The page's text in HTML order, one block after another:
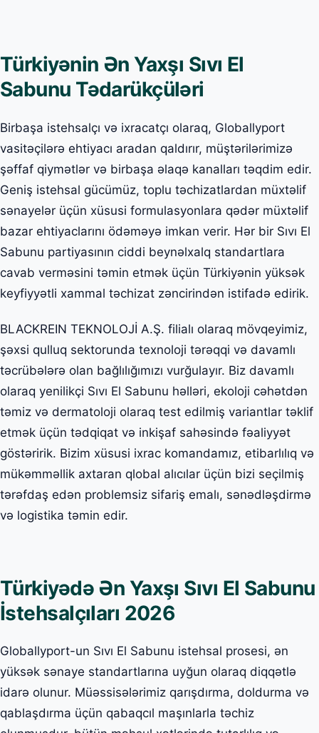
Türkiyənin Ən Yaxşı Sıvı El
Sabunu Tədarükçüləri
Birbaşa istehsalçı və ixracatçı olaraq, Globallyport
vasitəçilərə ehtiyacı aradan qaldırır, müştərilərimizə
şəffaf qiymətlər və birbaşa əlaqə kanalları təqdim edir.
Geniş istehsal gücümüz, toplu təchizatlardan müxtəlif
sənayelər üçün xüsusi formulasyonlara qədər müxtəlif
bazar ehtiyaclarını ödəməyə imkan verir. Hər bir Sıvı El
Sabunu partiyasının ciddi beynəlxalq standartlara
cavab verməsini təmin etmək üçün Türkiyənin yüksək
keyfiyyətli xammal təchizat zəncirindən istifadə edirik.
BLACKREIN TEKNOLOJİ A.Ş. filialı olaraq mövqeyimiz,
şəxsi qulluq sektorunda texnoloji tərəqqi və davamlı
təcrübələrə olan bağlılığımızı vurğulayır. Biz davamlı
olaraq yenilikçi Sıvı El Sabunu həlləri, ekoloji cəhətdən
təmiz və dermatoloji olaraq test edilmiş variantlar təklif
etmək üçün tədqiqat və inkişaf sahəsində fəaliyyət
göstəririk. Bizim xüsusi ixrac komandamız, etibarlılıq və
mükəmməllik axtaran qlobal alıcılar üçün bizi seçilmiş
tərəfdaş edən problemsiz sifariş emalı, sənədləşdirmə
və logistika təmin edir.
Türkiyədə Ən Yaxşı Sıvı El Sabunu
İstehsalçıları 2026
Globallyport-un Sıvı El Sabunu istehsal prosesi, ən
yüksək sənaye standartlarına uyğun olaraq diqqətlə
idarə olunur. Müəssisələrimiz qarışdırma, doldurma və
qablaşdırma üçün qabaqcıl maşınlarla təchiz